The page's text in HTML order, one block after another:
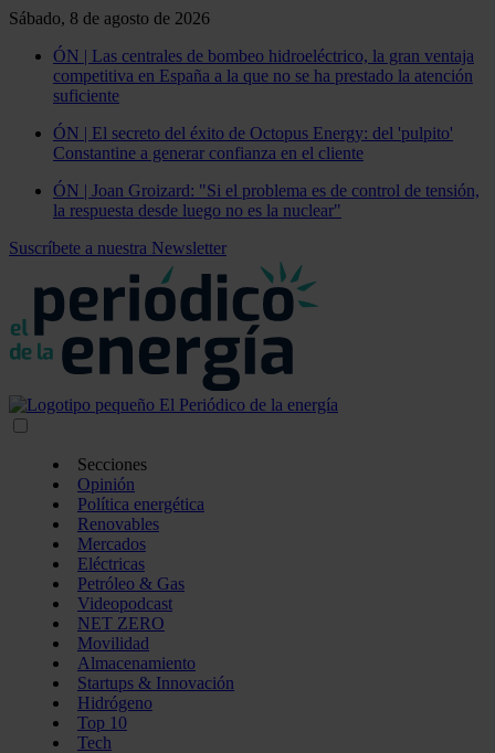
Sábado, 8 de agosto de 2026
ÓN | Las centrales de bombeo hidroeléctrico, la gran ventaja
competitiva en España a la que no se ha prestado la atención
suficiente
ÓN | El secreto del éxito de Octopus Energy: del 'pulpito'
Constantine a generar confianza en el cliente
ÓN | Joan Groizard: "Si el problema es de control de tensión,
la respuesta desde luego no es la nuclear"
Suscríbete a nuestra Newsletter
Secciones
Opinión
Política energética
Renovables
Mercados
Eléctricas
Petróleo & Gas
Videopodcast
NET ZERO
Movilidad
Almacenamiento
Startups & Innovación
Hidrógeno
Top 10
Tech